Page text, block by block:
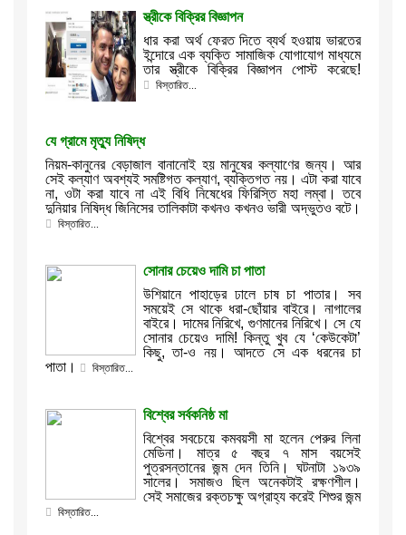
স্ত্রীকে বিক্রির বিজ্ঞাপন
ধার করা অর্থ ফেরত দিতে ব্যর্থ হওয়ায় ভারতের
ইন্দোরে এক ব্যক্তি সামাজিক যোগাযোগ মাধ্যমে
তার স্ত্রীকে বিক্রির বিজ্ঞাপন পোস্ট করেছে!
বিস্তারিত...
যে গ্রামে মৃত্যু নিষিদ্ধ
নিয়ম-কানুনের বেড়াজাল বানানোই হয় মানুষের কল্যাণের জন্য। আর
সেই কল্যাণ অবশ্যই সমষ্টিগত কল্যাণ, ব্যক্তিগত নয়। এটা করা যাবে
না, ওটা করা যাবে না এই বিধি নিষেধের ফিরিস্তি মহা লম্বা। তবে
দুনিয়ার নিষিদ্ধ জিনিসের তালিকাটা কখনও কখনও ভারী অদ্ভুতও বটে।
বিস্তারিত...
সোনার চেয়েও দামি চা পাতা
উশিয়ানে পাহাড়ের ঢালে চাষ চা পাতার। সব
সময়েই সে থাকে ধরা-ছোঁয়ার বাইরে। নাগালের
বাইরে। দামের নিরিখে, গুণমানের নিরিখে। সে যে
সোনার চেয়েও দামি! কিন্তু খুব যে ‘কেউকেটা’
কিছু, তা-ও নয়। আদতে সে এক ধরনের চা
পাতা।
বিস্তারিত...
বিশ্বের সর্বকনিষ্ঠ মা
বিশ্বের সবচেয়ে কমবয়সী মা হলেন পেরুর লিনা
মেডিনা। মাত্র ৫ বছর ৭ মাস বয়সেই
পুত্রসন্তানের জন্ম দেন তিনি। ঘটনাটা ১৯৩৯
সালের। সমাজও ছিল অনেকটাই রক্ষণশীল।
সেই সমাজের রক্তচক্ষু অগ্রাহ্য করেই শিশুর জন্ম
বিস্তারিত...